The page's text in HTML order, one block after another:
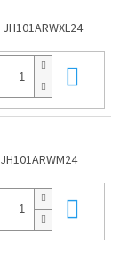
JH101ARWXL24
JH101ARWM24